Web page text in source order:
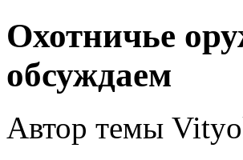
Охотничье
обсуждаем
Автор темы